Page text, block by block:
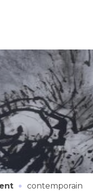
· contemporain